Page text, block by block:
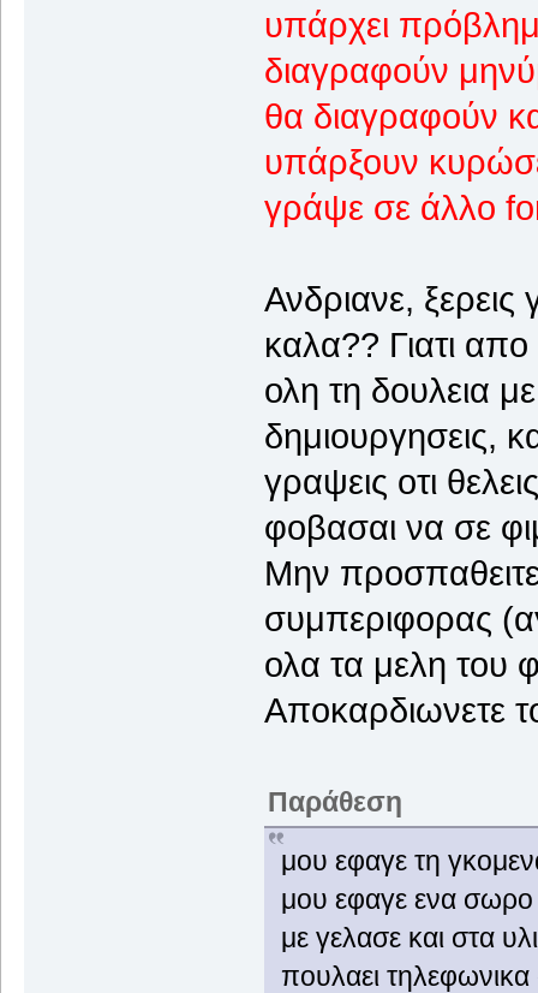
υπάρχει
διαγραφούν
θα διαγραφούν
υπάρξουν
γράψε σε άλλο
Ανδριανε,
καλα?? Γιατι
ολη τη δουλεια
δημιουργησεις,
γραψεις οτι
φοβασαι να σε
Μην
συμπεριφορας
ολα τα μελη του
Αποκαρδιωνετε
Παράθεση
μου εφαγε τη
μου εφαγε ενα σωρο
με γελασε και στα
πουλαει τηλεφωνικα